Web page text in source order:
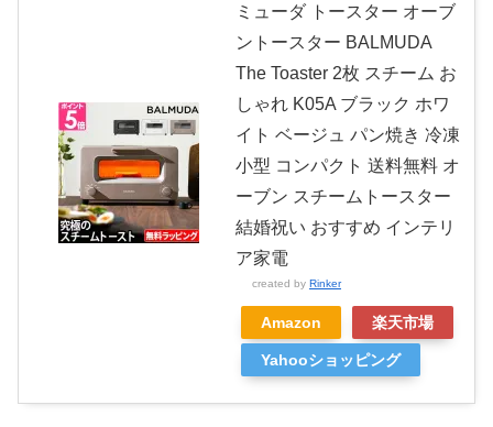
ミューダ トースター オーブ
ントースター BALMUDA
The Toaster 2枚 スチーム お
しゃれ K05A ブラック ホワ
イト ベージュ パン焼き 冷凍
小型 コンパクト 送料無料 オ
ーブン スチームトースター
結婚祝い おすすめ インテリ
ア家電
created by Rinker
Amazon 楽天市場
Yahooショッピング